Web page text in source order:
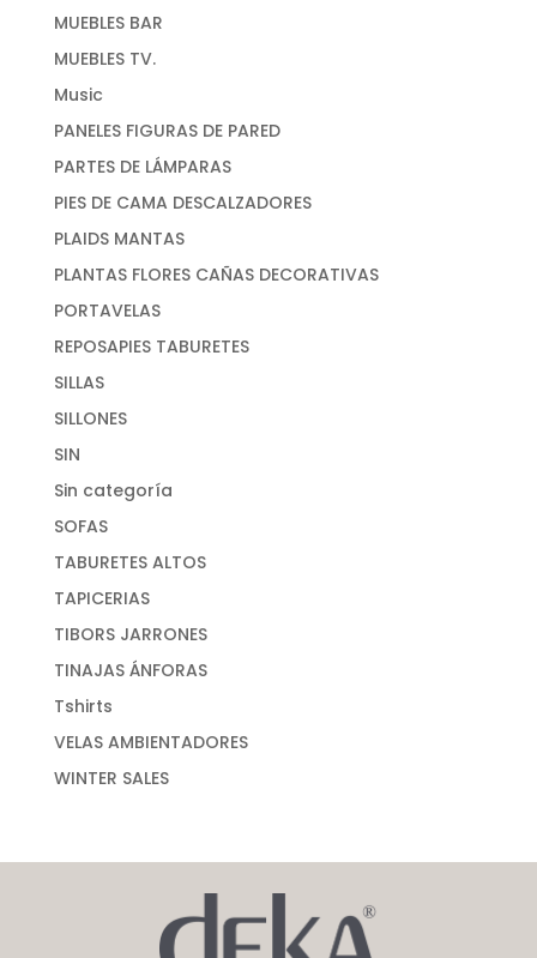
MUEBLES BAR
MUEBLES TV.
Music
PANELES FIGURAS DE PARED
PARTES DE LÁMPARAS
PIES DE CAMA DESCALZADORES
PLAIDS MANTAS
PLANTAS FLORES CAÑAS DECORATIVAS
PORTAVELAS
REPOSAPIES TABURETES
SILLAS
SILLONES
SIN
Sin categoría
SOFAS
TABURETES ALTOS
TAPICERIAS
TIBORS JARRONES
TINAJAS ÁNFORAS
Tshirts
VELAS AMBIENTADORES
WINTER SALES